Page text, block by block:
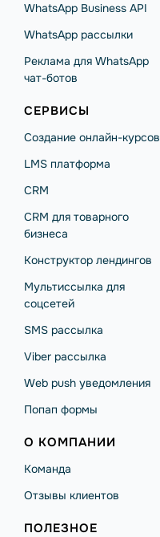
WhatsApp Business API
WhatsApp рассылки
Реклама для WhatsApp
чат-ботов
СЕРВИСЫ
Создание онлайн-курсов
LMS платформа
CRM
CRM для товарного
бизнеса
Конструктор лендингов
Мультиссылка для
соцсетей
SMS рассылка
Viber рассылка
Web push уведомления
Попап формы
О КОМПАНИИ
Команда
Отзывы клиентов
ПОЛЕЗНОЕ